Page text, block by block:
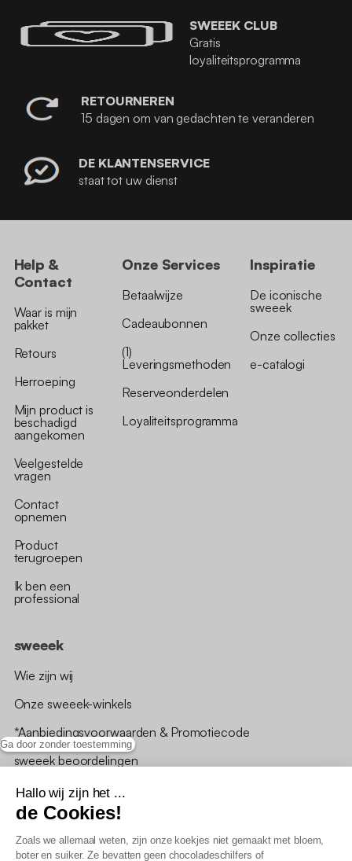
Ga door zonder toestemming
Hallo wij zijn het ...
de Cookies!
Zoals we allemaal weten, zijn onze koekjes niet gemaakt met bloem,
boter en suiker. Ze bevatten geen chocoladeschilfers of
SWEEEK CLUB
Gratis
loyaliteitsprogramma
RETOURNEREN
15 dagen om van gedachten te veranderen
DE KLANTENSERVICE
staat tot uw dienst
Help &
Contact
Waar is mijn
pakket
Retours
Herroeping
Mijn product is
beschadigd
aangekomen
Veelgestelde
vragen
Contact
opnemen
Product
terugroepen
Ik ben een
professional
Onze Services
Betaalwijze
Cadeaubonnen
(1)
Leveringsmethoden
Reserveonderdelen
Loyaliteitsprogramma
Inspiratie
De iconische
sweeek
Onze collecties
e-catalogi
sweeek
Wie zijn wij
Onze sweeek-winkels
*Aanbiedingsvoorwaarden & Promotiecode
sweeek beoordelingen
Algemene verkoopsvoorwaarden